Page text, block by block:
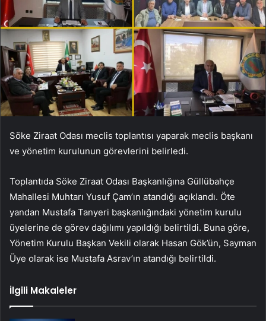
Söke Ziraat Odası meclis toplantısı yaparak meclis başkanı
ve yönetim kurulunun görevlerini belirledi.
Toplantıda Söke Ziraat Odası Başkanlığına Güllübahçe
Mahallesi Muhtarı Yusuf Çam’ın atandığı açıklandı. Öte
yandan Mustafa Tanyeri başkanlığındaki yönetim kurulu
üyelerine de görev dağılımı yapıldığı belirtildi. Buna göre,
Yönetim Kurulu Başkan Vekili olarak Hasan Gök’ün, Sayman
Üye olarak ise Mustafa Asrav’ın atandığı belirtildi.
İlgili Makaleler